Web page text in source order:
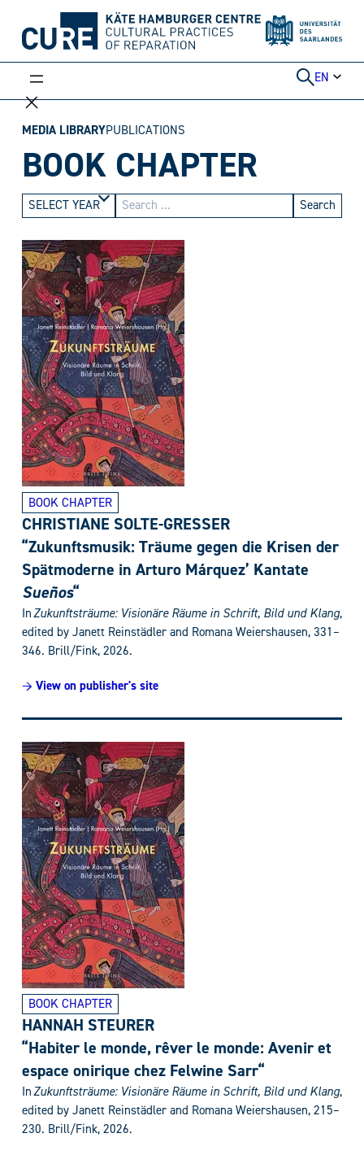
content
EN
MEDIA LIBRARYPUBLICATIONS
BOOK CHAPTER
SELECT YEAR Search
BOOK CHAPTER
CHRISTIANE SOLTE-GRESSER
“Zukunftsmusik: Träume gegen die Krisen der
Spätmoderne in Arturo Márquez’ Kantate
Sueños“
InZukunftsträume: Visionäre Räume in Schrift, Bild und Klang,
edited by Janett Reinstädler and Romana Weiershausen, 331–
346. Brill/Fink, 2026.
→ View on publisher's site
BOOK CHAPTER
HANNAH STEURER
“Habiter le monde, rêver le monde: Avenir et
espace onirique chez Felwine Sarr“
InZukunftsträume: Visionäre Räume in Schrift, Bild und Klang,
edited by Janett Reinstädler and Romana Weiershausen, 215–
230. Brill/Fink, 2026.